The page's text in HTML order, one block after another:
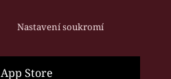
Nastavení soukromí
App Store